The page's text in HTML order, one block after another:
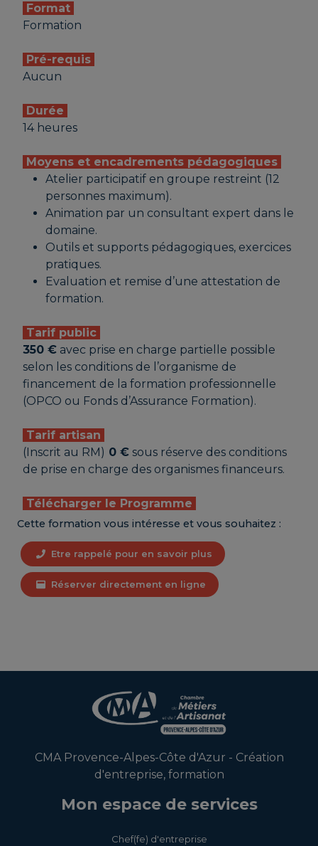
Format
Formation
Pré-requis
Aucun
Durée
14 heures
Moyens et encadrements pédagogiques
Atelier participatif en groupe restreint (12
personnes maximum).
Animation par un consultant expert dans le
domaine.
Outils et supports pédagogiques, exercices
pratiques.
Evaluation et remise d’une attestation de
formation.
Tarif public
350 € avec prise en charge partielle possible
selon les conditions de l’organisme de
financement de la formation professionnelle
(OPCO ou Fonds d’Assurance Formation).
Tarif artisan
(Inscrit au RM) 0 € sous réserve des conditions
de prise en charge des organismes financeurs.
Télécharger le Programme
Cette formation vous intéresse et vous souhaitez :
Etre rappelé pour en savoir plus
Réserver directement en ligne
CMA Provence-Alpes-Côte d'Azur - Création
d'entreprise, formation
Mon espace de services
Chef(fe) d'entreprise